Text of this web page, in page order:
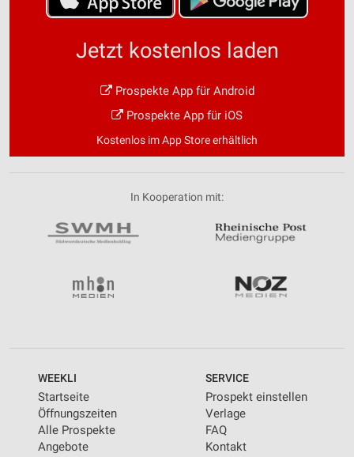
Jetzt kostenlos laden
Prospekte App für Android
Prospekte App für iOS
Kostenlos im App Store erhältlich
In Kooperation mit:
WEEKLI
Startseite
Öffnungszeiten
Alle Prospekte
Angebote
SERVICE
Prospekt einstellen
Verlage
FAQ
Kontakt